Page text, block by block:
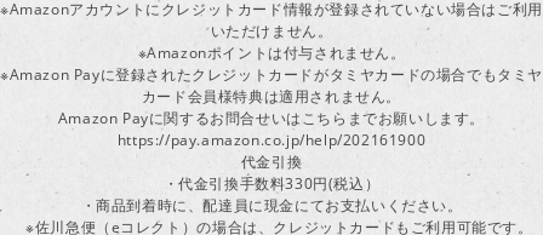
※Amazonアカウントにクレジットカード情報が登録されていない場合はご利用
いただけません。
※Amazonポイントは付与されません。
※Amazon Payに登録されたクレジットカードがタミヤカードの場合でもタミヤ
カード会員様特典は適用されません。
Amazon Payに関するお問合せいはこちらまでお願いします。
https://pay.amazon.co.jp/help/202161900
代金引換
・代金引換手数料330円(税込）
・商品到着時に、配達員に現金にてお支払いください。
※佐川急便（eコレクト）の場合は、クレジットカードもご利用可能です。